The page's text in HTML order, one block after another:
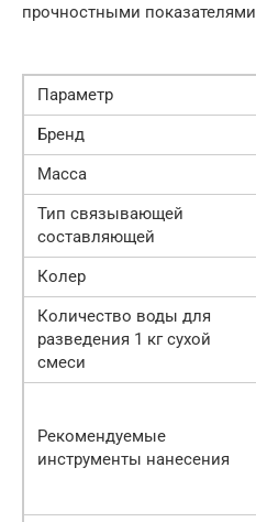
прочностными показателями
Параметр
Бренд
Масса
Тип связывающей
составляющей
Колер
Количество воды для
разведения 1 кг сухой
смеси
Рекомендуемые
инструменты нанесения